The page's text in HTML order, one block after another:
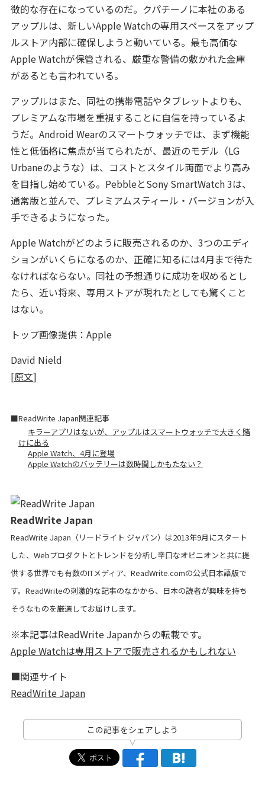
徴的な存在になっているのだ。クパチーノに本社のある
アップルは、新しいApple Watchの専用スペースをアップ
ルストア内部に確保しようと動いている。最も高価な
Apple Watchが保管される、厳重な警備の敷かれた金庫
があるとも言われている。
アップルはまた、同社の携帯電話やタブレットよりも、
プレミアムな市場を重視することに自信を持っているよ
うだ。Android Wearのスマートウォッチでは、まず機能
性と低価格に焦点が当てられたが、最近のモデル（LG
Urbaneのような）は、コストとスタイル両面でより高み
を目指し始めている。PebbleとSony SmartWatch 3は、
通常版と並んで、プレミアムスティール・バージョンが入
手できるようになった。
Apple Watchがどのように販売されるのか、3つのエディ
ションがいくらになるのか、正確に知るには4月まで待た
なければならない。同社の予想通りに成功を収めるとし
たら、近い将来、専用ストアが現れたとしても驚くこと
はない。
トップ画像提供：Apple
David Nield
[原文]
■ReadWrite Japan関連記事
キラーアプリはないが、アップルはスマートウォッチで大きく賭
けに出る
Apple Watch、4月に登場
Apple Watchのバッテリーは数時間しかもたない？
ReadWrite Japan
ReadWrite Japan（リードライト ジャパン）は2013年9月にスタート
した、Webプロダクトとトレンドを分析し辛口なオピニオンと共に提
供する世界でも有数のITメディア、ReadWrite.comの公式日本語版で
す。ReadWriteの刺激的な記事のなかから、日本の読者が興味を持ち
そうなものを厳選してお届けします。
※本記事はReadWrite Japanからの転載です。
Apple Watchは専用ストアで販売されるかもしれない
■関連サイト
ReadWrite Japan
この記事をシェアしよう